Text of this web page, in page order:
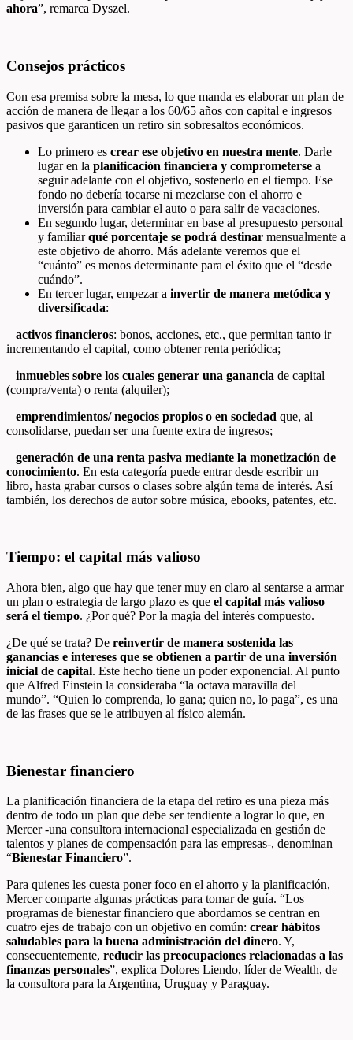
ahora”, remarca Dyszel.
Consejos prácticos
Con esa premisa sobre la mesa, lo que manda es elaborar un plan de
acción de manera de llegar a los 60/65 años con capital e ingresos
pasivos que garanticen un retiro sin sobresaltos económicos.
Lo primero es crear ese objetivo en nuestra mente. Darle
lugar en la planificación financiera y comprometerse a
seguir adelante con el objetivo, sostenerlo en el tiempo. Ese
fondo no debería tocarse ni mezclarse con el ahorro e
inversión para cambiar el auto o para salir de vacaciones.
En segundo lugar, determinar en base al presupuesto personal
y familiarqué porcentaje se podrá destinar mensualmente a
este objetivo de ahorro. Más adelante veremos que el
“cuánto” es menos determinante para el éxito que el “desde
cuándo”.
En tercer lugar, empezar a invertir de manera metódica y
diversificada:
– activos financieros: bonos, acciones, etc., que permitan tanto ir
incrementando el capital, como obtener renta periódica;
– inmuebles sobre los cuales generar una ganancia de capital
(compra/venta) o renta (alquiler);
– emprendimientos/ negocios propios o en sociedad que, al
consolidarse, puedan ser una fuente extra de ingresos;
– generación de una renta pasiva mediante la monetización de
conocimiento. En esta categoría puede entrar desde escribir un
libro, hasta grabar cursos o clases sobre algún tema de interés. Así
también, los derechos de autor sobre música, ebooks, patentes, etc.
Tiempo: el capital más valioso
Ahora bien, algo que hay que tener muy en claro al sentarse a armar
un plan o estrategia de largo plazo es que el capital más valioso
será el tiempo. ¿Por qué? Por la magia del interés compuesto.
¿De qué se trata? De reinvertir de manera sostenida las
ganancias e intereses que se obtienen a partir de una inversión
inicial de capital. Este hecho tiene un poder exponencial. Al punto
que Alfred Einstein la consideraba “la octava maravilla del
mundo”. “Quien lo comprenda, lo gana; quien no, lo paga”, es una
de las frases que se le atribuyen al físico alemán.
Bienestar financiero
La planificación financiera de la etapa del retiro es una pieza más
dentro de todo un plan que debe ser tendiente a lograr lo que, en
Mercer -una consultora internacional especializada en gestión de
talentos y planes de compensación para las empresas-, denominan
“Bienestar Financiero”.
Para quienes les cuesta poner foco en el ahorro y la planificación,
Mercer comparte algunas prácticas para tomar de guía. “Los
programas de bienestar financiero que abordamos se centran en
cuatro ejes de trabajo con un objetivo en común: crear hábitos
saludables para la buena administración del dinero. Y,
consecuentemente, reducir las preocupaciones relacionadas a las
finanzas personales”, explica Dolores Liendo, líder de Wealth, de
la consultora para la Argentina, Uruguay y Paraguay.